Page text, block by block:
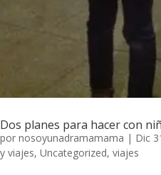
Dos planes para hacer con
por nosoyunadramamama | Dic
y viajes, Uncategorized, viajes